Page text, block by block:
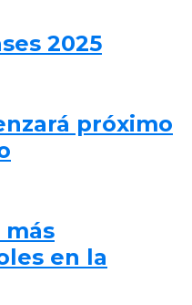
2025
próximo
en la